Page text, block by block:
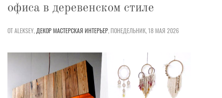
офиса в деревенском стиле
ОТ ALEKSEY, ДЕКОРМАСТЕРСКАЯ ИНТЕРЬЕР,ПОНЕДЕЛЬНИК, 18 МАЯ 2026